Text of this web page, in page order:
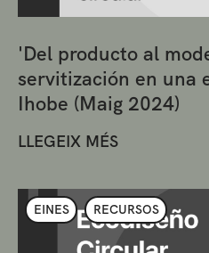
'Del producto al
servitización en una
Ihobe (Maig 2024)
LLEGEIX MÉS
EINES RECURSOS